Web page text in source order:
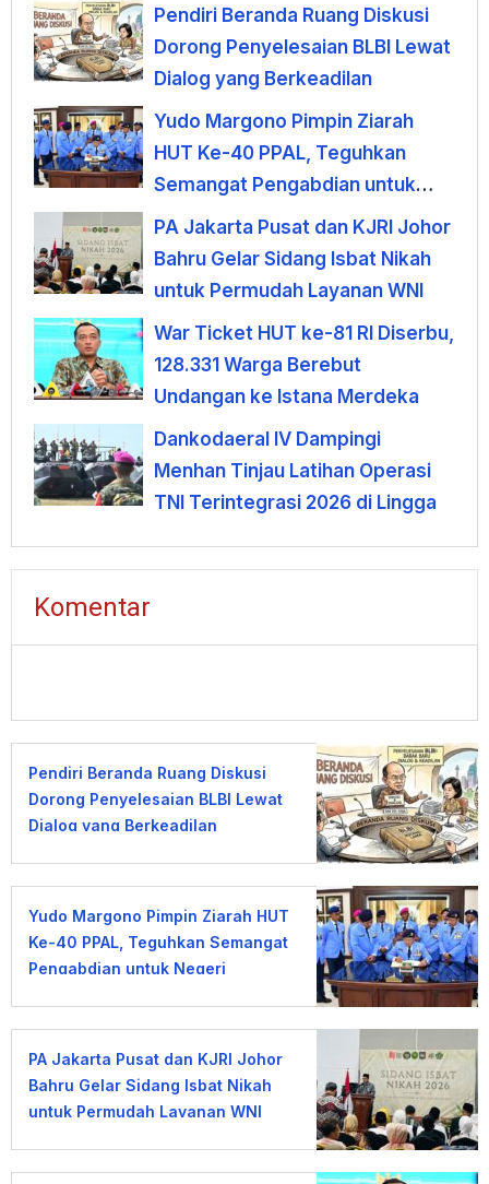
Pendiri Beranda Ruang Diskusi
Dorong Penyelesaian BLBI Lewat
Dialog yang Berkeadilan
Yudo Margono Pimpin Ziarah
HUT Ke-40 PPAL, Teguhkan
Semangat Pengabdian untuk
Negeri
PA Jakarta Pusat dan KJRI Johor
Bahru Gelar Sidang Isbat Nikah
untuk Permudah Layanan WNI
War Ticket HUT ke-81 RI Diserbu,
128.331 Warga Berebut
Undangan ke Istana Merdeka
Dankodaeral IV Dampingi
Menhan Tinjau Latihan Operasi
TNI Terintegrasi 2026 di Lingga
Komentar
Pendiri Beranda Ruang Diskusi
Dorong Penyelesaian BLBI Lewat
Dialog yang Berkeadilan
Yudo Margono Pimpin Ziarah HUT
Ke-40 PPAL, Teguhkan Semangat
Pengabdian untuk Negeri
PA Jakarta Pusat dan KJRI Johor
Bahru Gelar Sidang Isbat Nikah
untuk Permudah Layanan WNI